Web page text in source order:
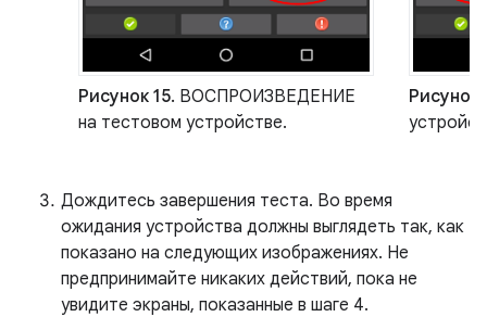
Рисунок 15. ВОСПРОИЗВЕДЕНИЕ
на тестовом устройстве.
Рисунок
Дождитесь завершения теста. Во время
ожидания устройства должны выглядеть так, как
показано на следующих изображениях. Не
предпринимайте никаких действий, пока не
увидите экраны, показанные в шаге 4.